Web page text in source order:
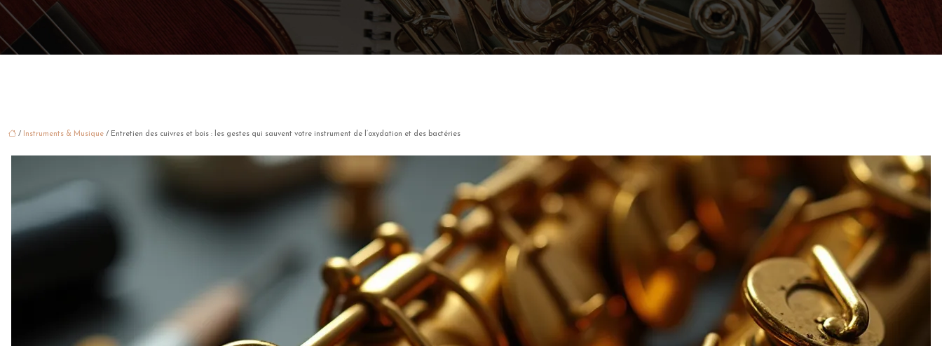
/ Instruments & Musique / Entretien des cuivres et bois : les gestes qui sauvent votre instrument de l’oxydation et des bactéries